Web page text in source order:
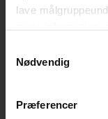
lave
tilbage eller ændre
Nødvendig
Præferencer